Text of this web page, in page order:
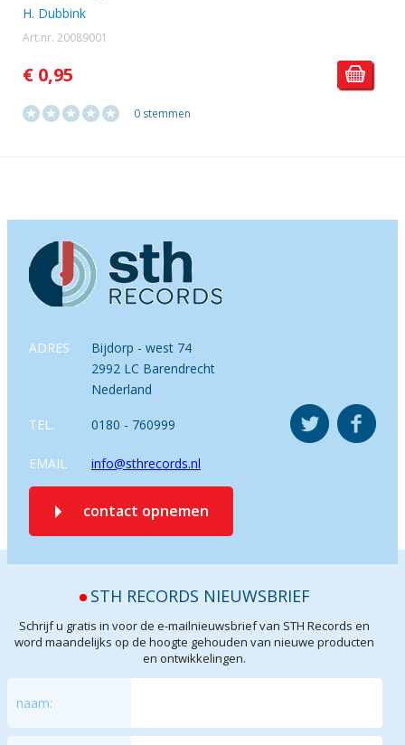
H. Dubbink
Art.nr. 20089001
€ 0,95
0 stemmen
ADRES
Bijdorp - west 74
2992 LC Barendrecht
Nederland
TEL. 0180 - 760999
EMAIL info@sthrecords.nl
contact opnemen
STH RECORDS NIEUWSBRIEF
Schrijf u gratis in voor de e-mailnieuwsbrief van STH Records en
word maandelijks op de hoogte gehouden van nieuwe producten
en ontwikkelingen.
naam: